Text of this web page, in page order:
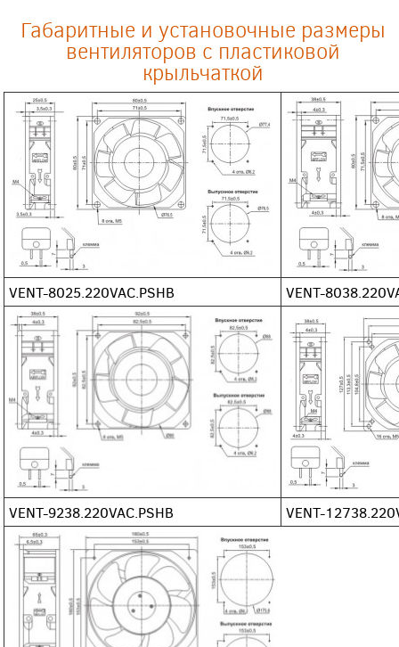
Габаритные и установочные размеры
вентиляторов с пластиковой
крыльчаткой
VENT-8025.220VAC.PSHB VENT-
VENT-9238.220VAC.PSHB VENT-